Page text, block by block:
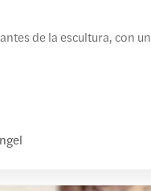
de la escultura, con